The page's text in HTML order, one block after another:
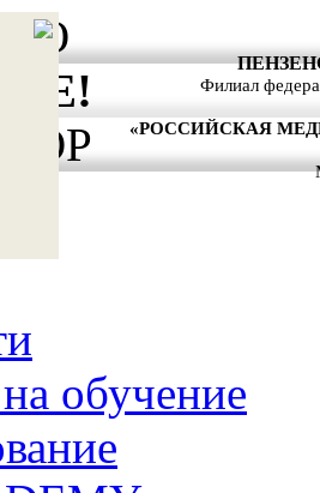
Филиал
«РОССИЙСКАЯ
обучение